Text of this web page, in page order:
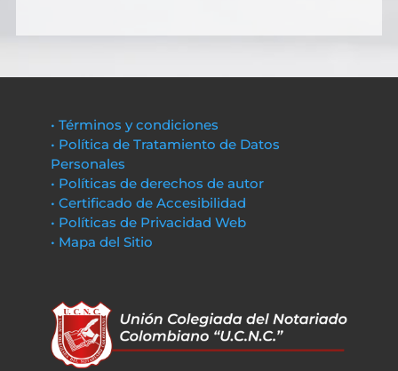
• Términos y condiciones
• Política de Tratamiento de Datos
Personales
• Políticas de derechos de autor
• Certificado de Accesibilidad
• Políticas de Privacidad Web
• Mapa del Sitio